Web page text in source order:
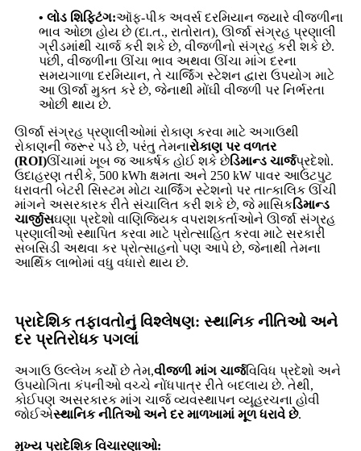
• લોડ શિફ્ટિંગ:ઑફ-પીક અવર્સ દરમિયાન જ્યારે વીજળીના
ભાવ ઓછા હોય છે (દા.ત., રાતોરાત), ઊર્જા સંગ્રહ પ્રણાલી
ગ્રીડમાંથી ચાર્જ કરી શકે છે, વીજળીનો સંગ્રહ કરી શકે છે.
પછી, વીજળીના ઊંચા ભાવ અથવા ઊંચા માંગ દરના
સમયગાળા દરમિયાન, તે ચાર્જિંગ સ્ટેશન દ્વારા ઉપયોગ માટે
આ ઊર્જા મુક્ત કરે છે, જેનાથી મોંઘી વીજળી પર નિર્ભરતા
ઓછી થાય છે.
ઊર્જા સંગ્રહ પ્રણાલીઓમાં રોકાણ કરવા માટે અગાઉથી
રોકાણની જરૂર પડે છે, પરંતુ તેમનારોકાણ પર વળતર
(ROI)ઊંચામાં ખૂબ જ આકર્ષક હોઈ શકે છેડિમાન્ડ ચાર્જપ્રદેશો.
ઉદાહરણ તરીકે, 500 kWh ક્ષમતા અને 250 kW પાવર આઉટપુટ
ધરાવતી બેટરી સિસ્ટમ મોટા ચાર્જિંગ સ્ટેશનો પર તાત્કાલિક ઊંચી
માંગને અસરકારક રીતે સંચાલિત કરી શકે છે, જે માસિકડિમાન્ડ
ચાર્જીસઘણા પ્રદેશો વાણિજ્યિક વપરાશકર્તાઓને ઊર્જા સંગ્રહ
પ્રણાલીઓ સ્થાપિત કરવા માટે પ્રોત્સાહિત કરવા માટે સરકારી
સબસિડી અથવા કર પ્રોત્સાહનો પણ આપે છે, જેનાથી તેમના
આર્થિક લાભોમાં વધુ વધારો થાય છે.
પ્રાદેશિક તફાવતોનું વિશ્લેષણ: સ્થાનિક નીતિઓ અને
દર પ્રતિરોધક પગલાં
અગાઉ ઉલ્લેખ કર્યો છે તેમ,વીજળી માંગ ચાર્જવિવિધ પ્રદેશો અને
ઉપયોગિતા કંપનીઓ વચ્ચે નોંધપાત્ર રીતે બદલાય છે. તેથી,
કોઈપણ અસરકારક માંગ ચાર્જ વ્યવસ્થાપન વ્યૂહરચના હોવી
જોઈએસ્થાનિક નીતિઓ અને દર માળખામાં મૂળ ધરાવે છે.
મુખ્ય પ્રાદેશિક વિચારણાઓ: